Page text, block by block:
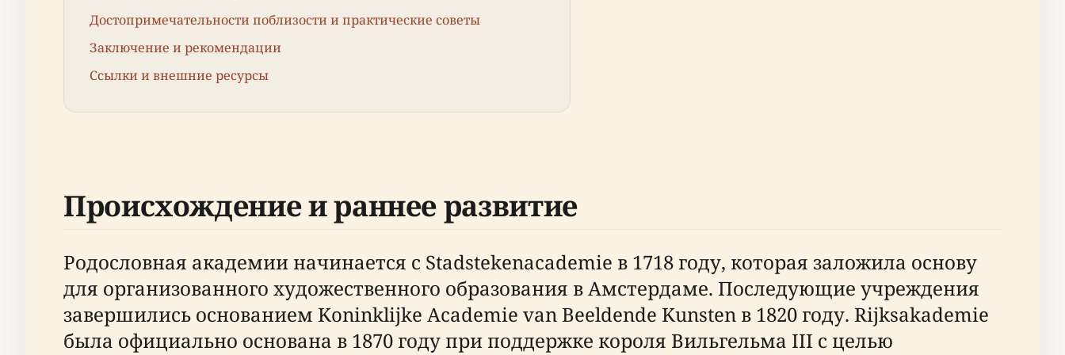
Достопримечательности поблизости и практические советы
Заключение и рекомендации
Ссылки и внешние ресурсы
Происхождение и раннее развитие
Родословная академии начинается с Stadstekenacademie в 1718 году, которая заложила основу
для организованного художественного образования в Амстердаме. Последующие учреждения
завершились основанием Koninklijke Academie van Beeldende Kunsten в 1820 году. Rijksakademie
была официально основана в 1870 году при поддержке короля Вильгельма III с целью